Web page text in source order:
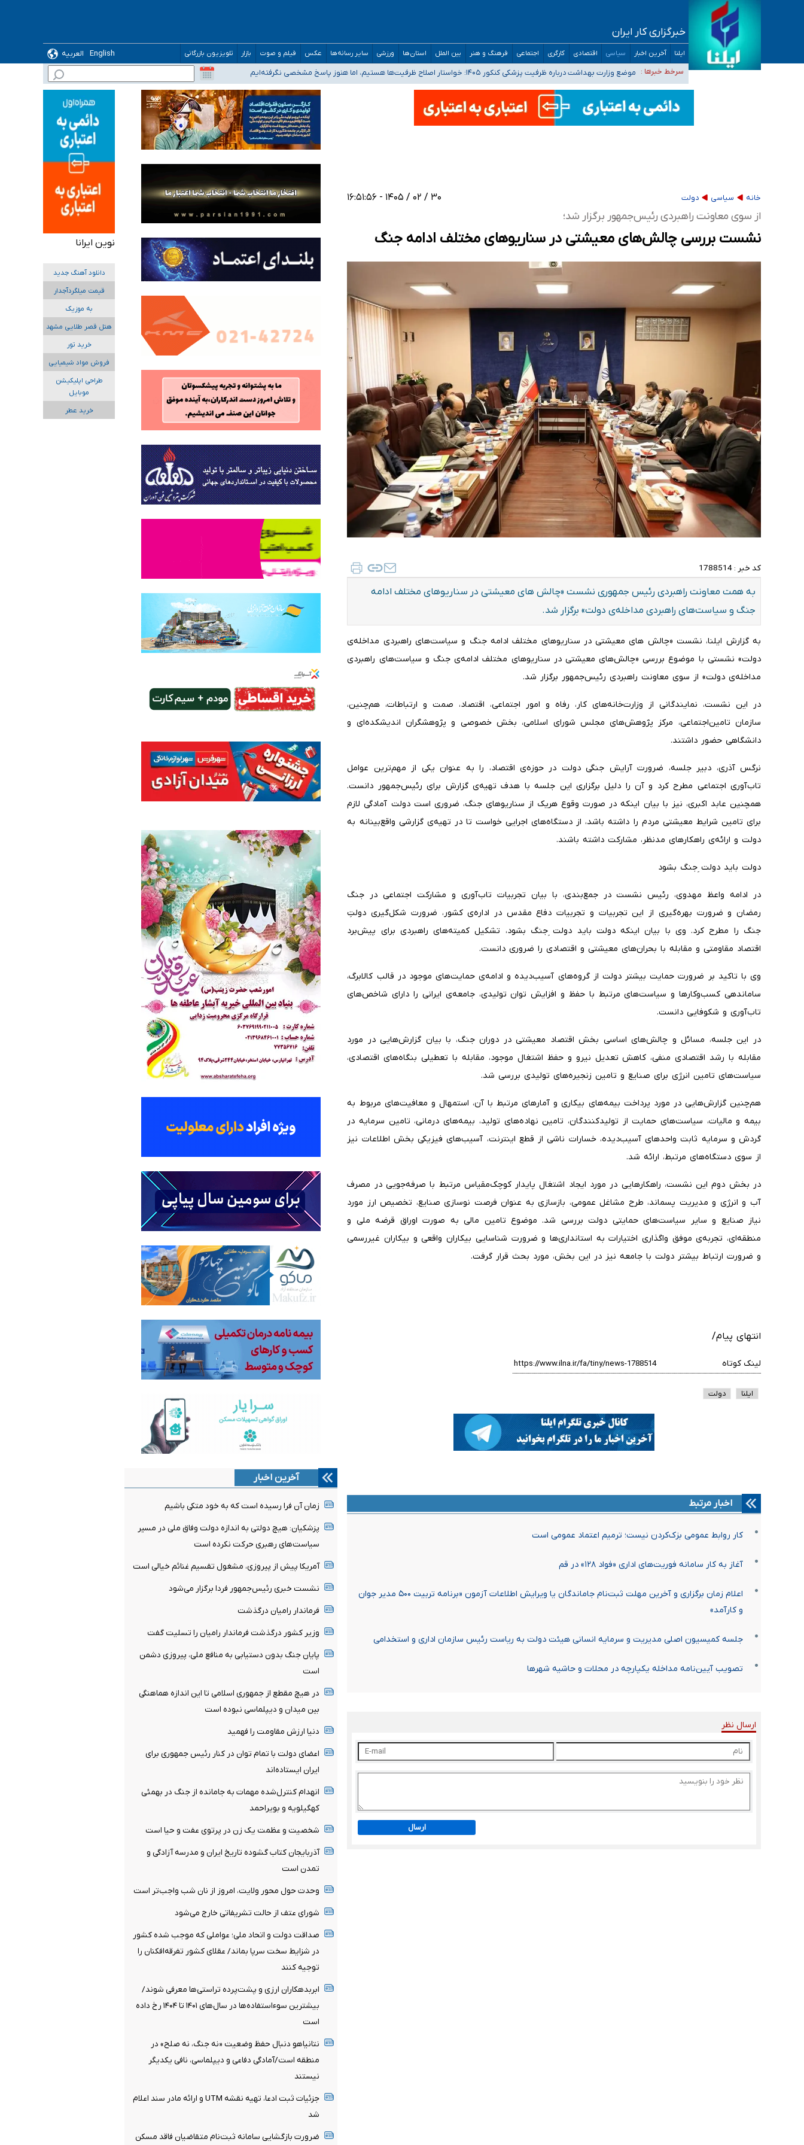
خبرگزاری کار ایران
ایلنا آخرین اخبار سیاسی اقتصادی کارگری اجتماعی فرهنگ و هنر بین الملل استان‌ها ورزشی سایر رسانه‌ها عکس فیلم و صوت بازار تلویزیون بازرگانی English
العربیه
سرخط خبرها :
موضع وزارت بهداشت درباره ظرفیت پزشکی کنکور ۱۴۰۵: خواستار اصلاح ظرفیت‌ها هستیم، اما هنوز پاسخ مشخصی نگرفته‌ایم
تعویق آزمون ورودی دکترای تخصصی فرماندهی صحنه عملیات و دکترای تخصصی جغرافیای نظامی دافوس آجا
خبرنگاران راویان حقیقت با دغدغه نان، مسکن و بیمه
آخرین وضعیت شیوع عفونت‌های تنفسی در کشور/ خوزستان و کرمان بالاتر از آستانه هشدار
خانه سیاسی دولت ۳۰ / ۰۲ / ۱۴۰۵ - ۱۶:۵۱:۵۶
از سوی معاونت راهبردی رئیس‌جمهور برگزار شد؛
نشست بررسی چالش‌های معیشتی در سناریوهای مختلف ادامه جنگ
کد خبر : 1788514
به همت معاونت راهبردی رئیس جمهوری نشست «چالش های معیشتی در سناریوهای مختلف ادامه
جنگ و سیاست‌های راهبردی مداخله‌ی دولت» برگزار شد.
به گزارش ایلنا، نشست «چالش های معیشتی در سناریوهای مختلف ادامه جنگ و سیاست‌های راهبردی مداخله‌ی
دولت» نشستی با موضوع بررسی «چالش‌های معیشتی در سناریوهای مختلف ادامه‌ی جنگ و سیاست‌های راهبردی
مداخله‌ی دولت» از سوی معاونت راهبردی رئیس‌جمهور برگزار شد.
در این نشست، نمایندگانی از وزارت‌خانه‌های کار، رفاه و امور اجتماعی، اقتصاد، صمت و ارتباطات، هم‌چنین،
سازمان تامین‌اجتماعی، مرکز پژوهش‌های مجلس شورای اسلامی، بخش خصوصی و پژوهشگران اندیشکده‌ای و
دانشگاهی حضور داشتند.
نرگس آذری، دبیر جلسه، ضرورت آرایش جنگی دولت در حوزه‌ی اقتصاد، را به عنوان یکی از مهم‌ترین عوامل
تاب‌آوری اجتماعی مطرح کرد و آن را دلیل برگزاری این جلسه با هدف تهیه‌ی گزارش برای رئیس‌جمهور دانست.
همچنین عابد اکبری، نیز با بیان اینکه در صورت وقوع هریک از سناریوهای جنگ، ضروری است دولت آمادگی لازم
برای تامین شرایط معیشتی مردم را داشته باشد، از دستگاه‌های اجرایی خواست تا در تهیه‌ی گزارشی واقع‌بینانه به
دولت و ارائه‌ی راهکارهای مدنظر، مشارکت داشته باشند.
دولت باید دولت ِجنگ بشود
در ادامه واعظ مهدوی، رئیس‌ نشست در جمع‌بندی، با بیان تجربیات تاب‌آوری و مشارکت اجتماعی در جنگ
رمضان و ضرورت بهره‌گیری از این تجربیات و تجربیات دفاع مقدس در اداره‌ی کشور، ضرورت شکل‌گیری دولتِ
جنگ را مطرح کرد. وی با بیان اینکه دولت باید دولت ِجنگ بشود، تشکیل کمیته‌های راهبردی برای پیش‌برد
اقتصاد مقاومتی و مقابله با بحران‌های معیشتی و اقتصادی را ضروری دانست.
وی با تاکید بر ضرورت حمایت بیشتر دولت از گروه‌های آسیب‌دیده و ادامه‌ی حمایت‌های موجود در قالب کالابرگ،
ساماندهی کسب‌وکارها و سیاست‌های مرتبط با حفظ و افزایش توان تولیدی، جامعه‌ی ایرانی را دارای شاخص‌های
تاب‌آوری و شکوفایی دانست.
در این جلسه، مسائل و چالش‌های اساسی بخش اقتصاد معیشتی در دوران جنگ، با بیان گزارش‌هایی در مورد
مقابله با رشد اقتصادی منفی، کاهش تعدیل نیرو و حفظ اشتغال موجود، مقابله با تعطیلی بنگاه‌های اقتصادی،
سیاست‌های تامین انرژی برای صنایع و تامین زنجیره‌های تولیدی بررسی شد.
هم‌چنین گزارش‌هایی در مورد پرداخت بیمه‌های بیکاری و آمارهای مرتبط با آن، استمهال و معافیت‌های مربوط به
بیمه و مالیات، سیاست‌های حمایت از تولیدکنندگان، تامین نهاده‌های تولید، بیمه‌های درمانی، تامین سرمایه در
گردش و سرمایه ثابت واحدهای آسیب‌دیده، خسارات ناشی از قطع اینترنت، آسیب‌های فیزیکی بخش اطلاعات نیز
از سوی دستگاه‌های مرتبط، ارائه شد.
در بخش دوم این نشست، راهکارهایی در مورد ایجاد اشتغال پایدار کوچک‌مقیاس مرتبط با صرفه‌جویی در مصرف
آب و انرژی و مدیریت پسماند، طرح مشاغل عمومی، بازسازی به عنوان فرصت نوسازی صنایع، تخصیص ارز مورد
نیاز صنایع و سایر سیاست‌های حمایتی دولت بررسی شد. موضوع تامین مالی به صورت اوراق قرضه ملی و
منطقه‌ای، تجربه‌ی موفق واگذاری اختیارات به استانداری‌ها و ضرورت شناسایی بیکاران واقعی و بیکاران غیررسمی
و ضرورت ارتباط بیشتر دولت با جامعه نیز در این بخش، مورد بحث قرار گرفت.
انتهای پیام/
لینک کوتاه
ایلنا دولت
اخبار مرتبط
کار روابط عمومی بزک‌کردن نیست؛ ترمیم اعتماد عمومی است
آغاز به کار سامانه فوریت‌های اداری «فواد ۱۲۸» در قم
اعلام زمان برگزاری و آخرین مهلت ثبت‌نام جاماندگان یا ویرایش اطلاعات آزمون «برنامه تربیت ۵۰۰ مدیر جوان
و کارآمد»
جلسه کمیسیون اصلی مدیریت و سرمایه انسانی هیئت دولت به ریاست رئیس سازمان اداری و استخدامی
تصویب آیین‌نامه مداخله یکپارچه در محلات و حاشیه شهر‌ها
ارسال نظر
ارسال
آخرین اخبار
زمان آن فرا رسیده است که به خود متکی باشیم
پزشکیان: هیچ دولتی به اندازه دولت وفاق ملی در مسیر
سیاست‌های رهبری حرکت نکرده است
آمریکا پیش از پیروزی، مشغول تقسیم غنائم خیالی است
نشست خبری رئیس‌جمهور فردا برگزار می‌شود
فرماندار رامیان درگذشت
وزیر کشور درگذشت فرماندار رامیان را تسلیت گفت
پایان جنگ بدون دستیابی به منافع ملی، پیروزی دشمن
است
در هیچ مقطع از جمهوری اسلامی تا این اندازه هماهنگی
بین میدان و دیپلماسی نبوده است
دنیا ارزش مقاومت را فهمید
اعضای دولت با تمام توان در کنار رئیس جمهوری برای
ایران ایستاده‌اند
انهدام کنترل‌شده مهمات به‌ جامانده از جنگ در بهمئی
کهگیلویه و بویراحمد
شخصیت و عظمت یک زن در پرتوی عفت و حیا است
آذربایجان کتاب گشوده تاریخ ایران و مدرسه آزادگی و
تمدن است
وحدت حول محور ولایت، امروز از نان شب واجب‌تر است
شورای عتف از حالت تشریفاتی خارج می‌شود
صداقت دولت و اتحاد ملی؛ عواملی که موجب شده کشور
در شزایط سخت سرپا بماند/ عقلای کشور تفرقه‌افکنان را
توجیه کنند
ابربدهکاران ارزی و پشت‌پرده تراستی‌ها معرفی شوند/
بیشترین سوءاستفاده‌ها در سال‌های ۱۴۰۱ تا ۱۴۰۴ رخ داده
است
نتانیاهو دنبال حفظ وضعیت «نه جنگ، نه صلح» در
منطقه است/آمادگی دفاعی و دیپلماسی، نافی یکدیگر
نیستند
جزئیات ثبت ادعا، تهیه نقشه UTM و ارائه مادر سند اعلام
شد
ضرورت بازگشایی سامانه ثبت‌نام متقاضیان فاقد مسکن
نوین ایرانا
دانلود آهنگ جدید
قیمت میلگردآجدار
به موزیک
هتل قصر طلایی مشهد
خرید تور
فروش مواد شیمیایی
طراحی اپلیکیشن
موبایل
خرید عطر